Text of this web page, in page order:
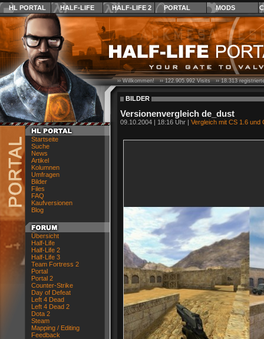
HL PORTAL HALF-LIFE HALF-LIFE 2 PORTAL MODS
Startseite
Suche
News
Artikel
Kolumnen
Umfragen
Bilder
Files
FAQ
Kaufversionen
Blog
Übersicht
Half-Life
Half-Life 2
Half-Life 3
Team Fortress 2
Portal
Portal 2
Counter-Strike
Day of Defeat
Left 4 Dead
Left 4 Dead 2
Dota 2
Steam
Mapping / Editing
Feedback
›› Willkommen! ››122.905.992Visits ››18.313
BILDER
Versionenvergleich de_dust
09.10.2004 | 18:16 Uhr | Vergleich mit CS 1.6 und